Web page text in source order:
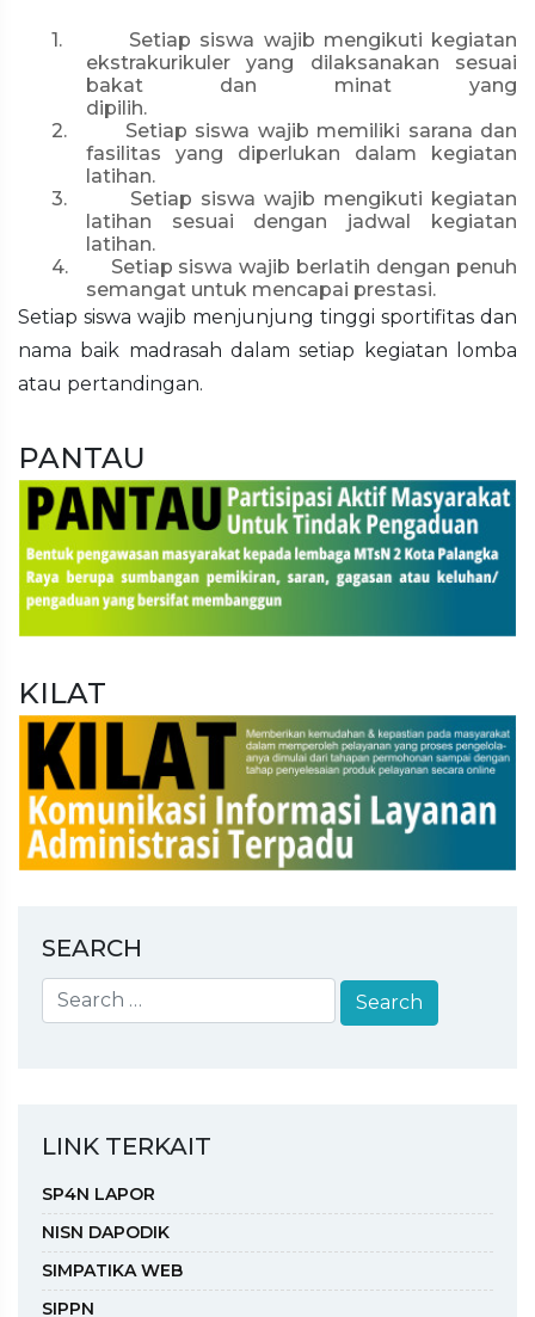
1.
Setiap siswa wajib mengikuti kegiatan
ekstrakurikuler yang dilaksanakan sesuai
bakat dan minat yang
dipilih.
2.
Setiap siswa wajib memiliki sarana dan
fasilitas yang diperlukan dalam kegiatan
latihan.
3.
Setiap siswa wajib mengikuti kegiatan
latihan sesuai dengan jadwal kegiatan
latihan.
4.
Setiap siswa wajib berlatih dengan penuh
semangat untuk mencapai prestasi.
Setiap siswa wajib menjunjung tinggi sportifitas dan
nama baik madrasah dalam setiap kegiatan lomba
atau pertandingan.
PANTAU
KILAT
SEARCH
LINK TERKAIT
SP4N LAPOR
NISN DAPODIK
SIMPATIKA WEB
SIPPN